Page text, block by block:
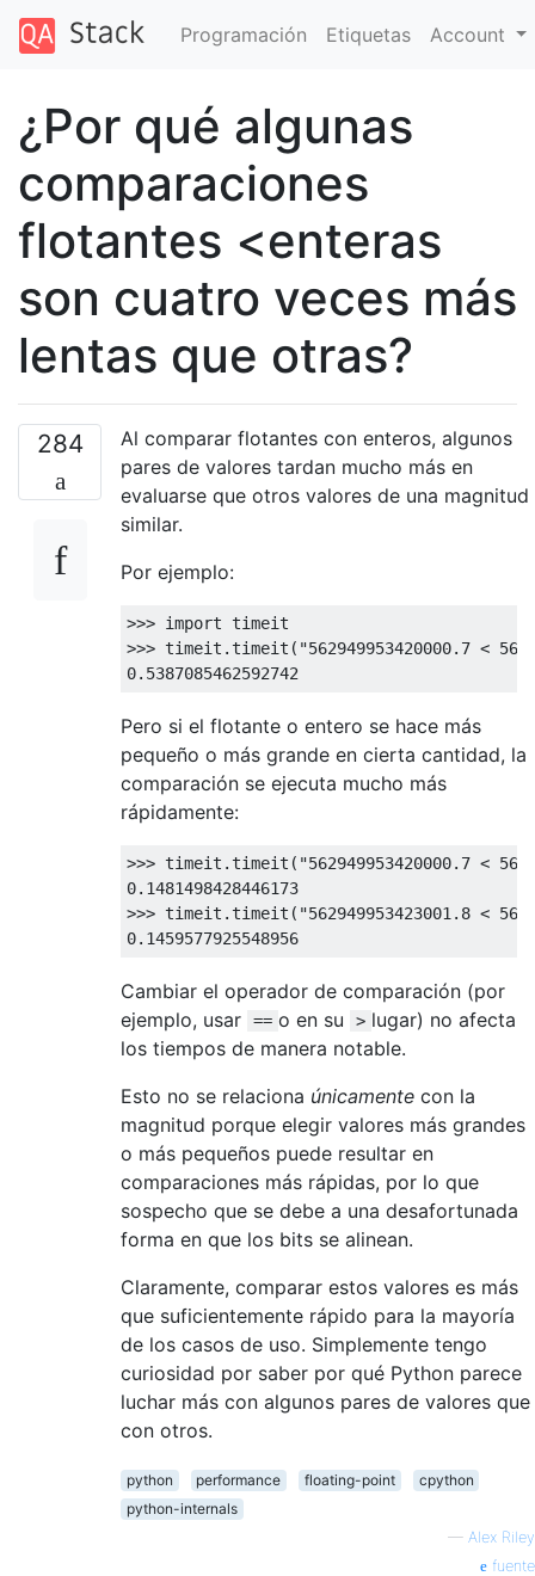
Programación Etiquetas Account
¿Por qué algunas
comparaciones
flotantes <enteras
son cuatro veces más
lentas que otras?
284
Al comparar flotantes con enteros, algunos
pares de valores tardan mucho más en
evaluarse que otros valores de una magnitud
similar.
Por ejemplo:
>>> import
>>> timeit .timeit ( "562949953420000.7 <
0.5387085462592742
Pero si el flotante o entero se hace más
pequeño o más grande en cierta cantidad, la
comparación se ejecuta mucho más
rápidamente:
>>> timeit .timeit ( "562949953420000.7 <
0.1481498428446173
>>> timeit .timeit ( "562949953423001.8 <
0.1459577925548956
Cambiar el operador de comparación (por
ejemplo, usar
== o en su > lugar) no afecta
los tiempos de manera notable.
Esto no se relaciona únicamente con la
magnitud porque elegir valores más grandes
o más pequeños puede resultar en
comparaciones más rápidas, por lo que
sospecho que se debe a una desafortunada
forma en que los bits se alinean.
Claramente, comparar estos valores es más
que suficientemente rápido para la mayoría
de los casos de uso. Simplemente tengo
curiosidad por saber por qué Python parece
luchar más con algunos pares de valores que
con otros.
python performance floating-point
cpython
python-internals
— Alex Riley
fuente